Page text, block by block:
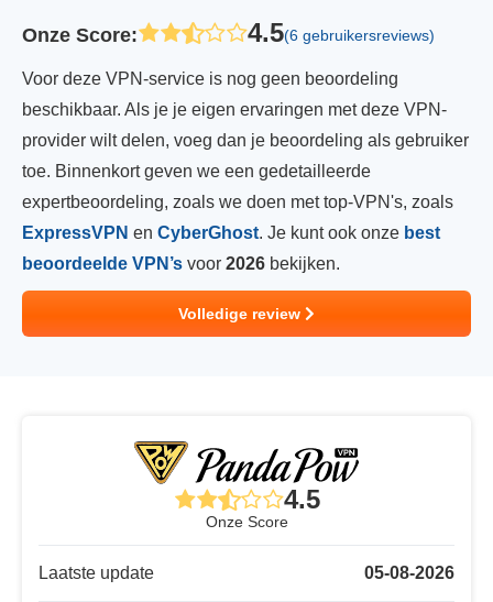
Onze Score: 4.5(6 gebruikersreviews)
Voor deze VPN-service is nog geen beoordeling
beschikbaar. Als je je eigen ervaringen met deze VPN-
provider wilt delen, voeg dan je beoordeling als gebruiker
toe. Binnenkort geven we een gedetailleerde
expertbeoordeling, zoals we doen met top-VPN's, zoals
ExpressVPN en CyberGhost. Je kunt ook onze best
beoordeelde VPN’s voor 2026 bekijken.
Volledige review
4.5
Onze Score
Laatste update 05-08-2026